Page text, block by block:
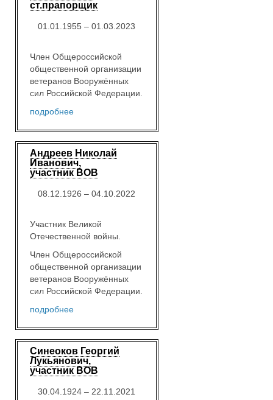
ст.прапорщик
01.01.1955 – 01.03.2023
Член Общероссийской
общественной организации
ветеранов Вооружённых
сил Российской Федерации.
подробнее
Андреев Николай
Иванович,
участник ВОВ
08.12.1926 – 04.10.2022
Участник Великой
Отечественной войны.
Член Общероссийской
общественной организации
ветеранов Вооружённых
сил Российской Федерации.
подробнее
Синеоков Георгий
Лукьянович,
участник ВОВ
30.04.1924 – 22.11.2021